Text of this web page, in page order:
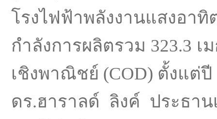
โรงไฟฟ้าพลังงานแสงอา
กำลังการผลิตรวม 323.3
เชิงพาณิชย์ (COD) ตั้งแต่ปี
ดร.ฮาราลด์ ลิงค์ ประธา